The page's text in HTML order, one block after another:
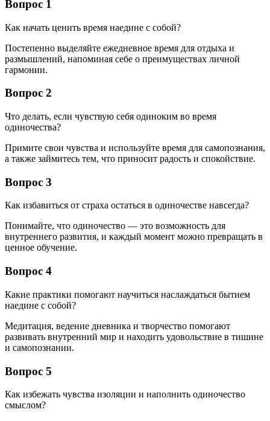
Вопрос 1
Как начать ценить время наедине с собой?
Постепенно выделяйте ежедневное время для отдыха и
размышлений, напоминая себе о преимуществах личной
гармонии.
Вопрос 2
Что делать, если чувствую себя одиноким во время
одиночества?
Примите свои чувства и используйте время для самопознания,
а также займитесь тем, что приносит радость и спокойствие.
Вопрос 3
Как избавиться от страха остаться в одиночестве навсегда?
Понимайте, что одиночество — это возможность для
внутреннего развития, и каждый момент можно превращать в
ценное обучение.
Вопрос 4
Какие практики помогают научиться наслаждаться бытием
наедине с собой?
Медитация, ведение дневника и творчество помогают
развивать внутренний мир и находить удовольствие в тишине
и самопознании.
Вопрос 5
Как избежать чувства изоляции и наполнить одиночество
смыслом?